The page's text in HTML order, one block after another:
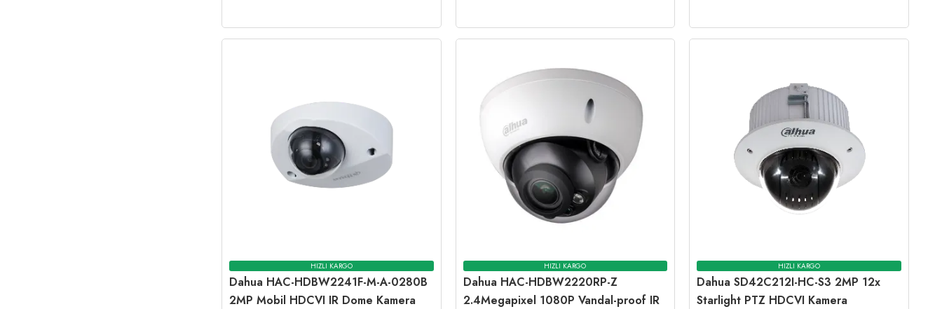
HIZLI KARGO
Dahua HAC-HDBW2241F-M-A-0280B
2MP Mobil HDCVI IR Dome Kamera
HIZLI KARGO
Dahua HAC-HDBW2220RP-Z
2.4Megapixel 1080P Vandal-proof IR
HIZLI KARGO
Dahua SD42C212I-HC-S3 2MP 12x
Starlight PTZ HDCVI Kamera